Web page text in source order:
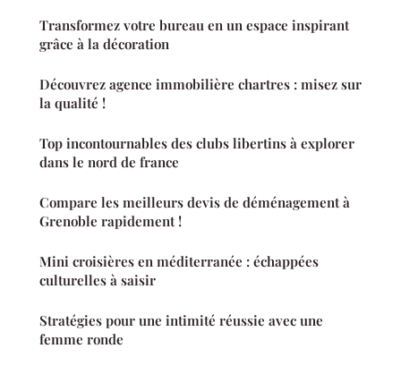
Transformez votre bureau en un espace inspirant
grâce à la décoration
Découvrez agence immobilière chartres : misez sur
la qualité !
Top incontournables des clubs libertins à explorer
dans le nord de france
Compare les meilleurs devis de déménagement à
Grenoble rapidement !
Mini croisières en méditerranée : échappées
culturelles à saisir
Stratégies pour une intimité réussie avec une
femme ronde